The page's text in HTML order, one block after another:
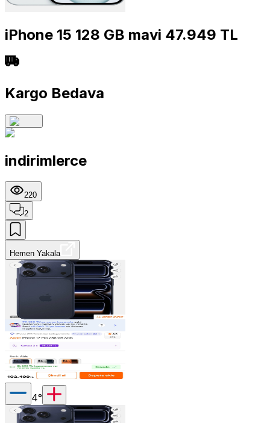
iPhone 15 128 GB mavi 47.949 TL
Kargo Bedava
indirimlerce
220
2
Hemen Yakala
4°